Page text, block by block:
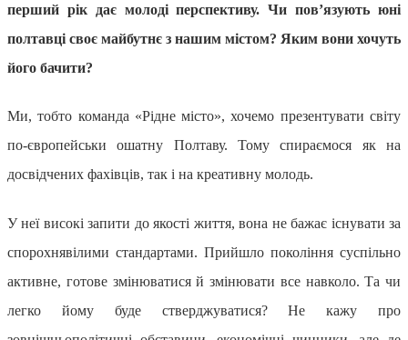
перший рік дає молоді перспективу. Чи пов’язують юні
полтавці своє майбутнє з нашим містом? Яким вони хочуть
його бачити?
Ми, тобто команда «Рідне місто», хочемо презентувати світу
по-європейськи ошатну Полтаву. Тому спираємося як на
досвідчених фахівців, так і на креативну молодь.
У неї високі запити до якості життя, вона не бажає існувати за
спорохнявілими стандартами. Прийшло покоління суспільно
активне, готове змінюватися й змінювати все навколо. Та чи
легко йому буде стверджуватися? Не кажу про